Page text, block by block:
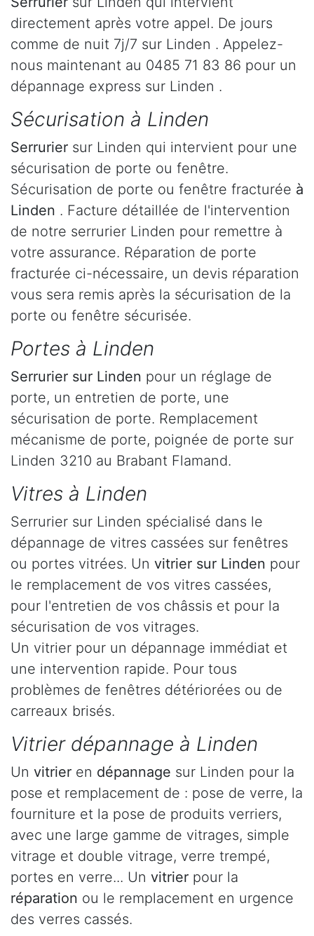
directement après votre appel. De jours
comme de nuit 7j/7 sur Linden . Appelez-
nous maintenant au 0485 71 83 86 pour un
dépannage express sur Linden .
Sécurisation à Linden
Serrurier sur Linden qui intervient pour une
sécurisation de porte ou fenêtre.
Sécurisation de porte ou fenêtre fracturée à
Linden . Facture détaillée de l'intervention
de notre serrurier Linden pour remettre à
votre assurance. Réparation de porte
fracturée ci-nécessaire, un devis réparation
vous sera remis après la sécurisation de la
porte ou fenêtre sécurisée.
Portes à Linden
Serrurier sur Linden pour un réglage de
porte, un entretien de porte, une
sécurisation de porte. Remplacement
mécanisme de porte, poignée de porte sur
Linden 3210 au Brabant Flamand.
Vitres à Linden
Serrurier sur Linden spécialisé dans le
dépannage de vitres cassées sur fenêtres
ou portes vitrées. Un vitrier sur Linden pour
le remplacement de vos vitres cassées,
pour l'entretien de vos châssis et pour la
sécurisation de vos vitrages.
Un vitrier pour un dépannage immédiat et
une intervention rapide. Pour tous
problèmes de fenêtres détériorées ou de
carreaux brisés.
Vitrier dépannage à Linden
Un vitrier en dépannage sur Linden pour la
pose et remplacement de : pose de verre, la
fourniture et la pose de produits verriers,
avec une large gamme de vitrages, simple
vitrage et double vitrage, verre trempé,
portes en verre... Un vitrier pour la
réparation ou le remplacement en urgence
des verres cassés.